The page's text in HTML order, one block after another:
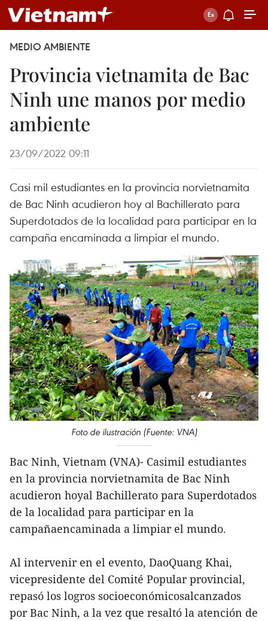
MEDIO AMBIENTE
Provincia vietnamita de Bac
Ninh une manos por medio
ambiente
23/09/2022 09:11
Casi mil estudiantes en la provincia norvietnamita
de Bac Ninh acudieron hoy al Bachillerato para
Superdotados de la localidad para participar en la
campaña encaminada a limpiar el mundo.
Foto de ilustración (Fuente: VNA)
Bac Ninh, Vietnam (VNA)- Casimil estudiantes
en la provincia norvietnamita de Bac Ninh
acudieron hoyal Bachillerato para Superdotados
de la localidad para participar en la
campañaencaminada a limpiar el mundo.
Al intervenir en el evento, DaoQuang Khai,
vicepresidente del Comité Popular provincial,
repasó los logros socioeconómicosalcanzados
por Bac Ninh, a la vez que resaltó la atención de